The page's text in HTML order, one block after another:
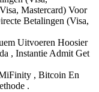
Mastercard) Voor
Betalingen (Visa,
Uitvoeren Hoosier
, Instantie Admit Get
, Bitcoin En
.